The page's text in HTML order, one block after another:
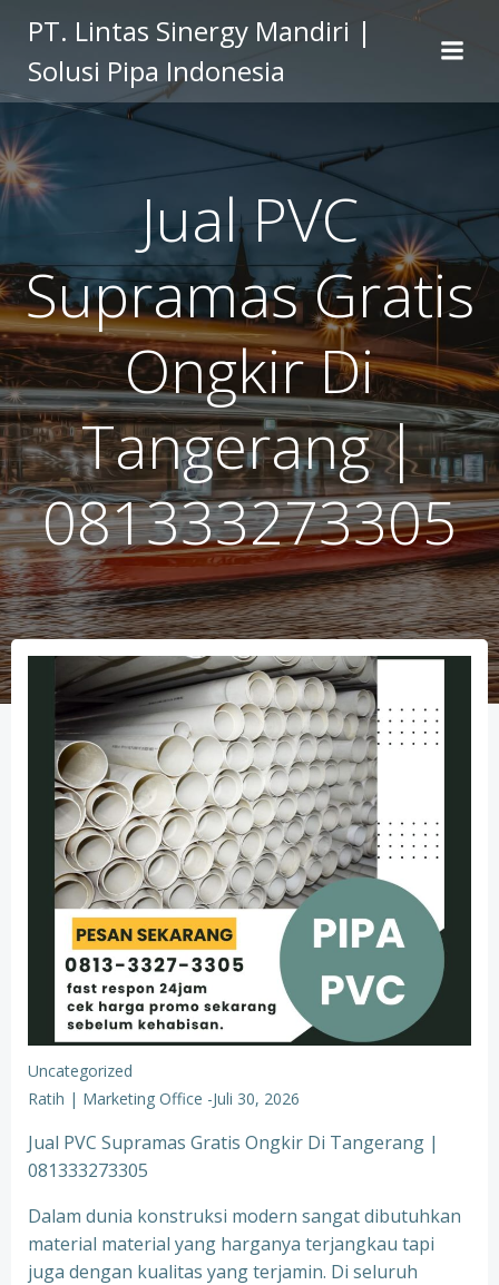
to
content
PT. Lintas Sinergy Mandiri |
Solusi Pipa Indonesia
Jual PVC
Supramas Gratis
Ongkir Di
Tangerang |
081333273305
Uncategorized
Ratih | Marketing Office -Juli 30, 2026
Jual PVC Supramas Gratis Ongkir Di Tangerang |
081333273305
Dalam dunia konstruksi modern sangat dibutuhkan
material material yang harganya terjangkau tapi
juga dengan kualitas yang terjamin. Di seluruh